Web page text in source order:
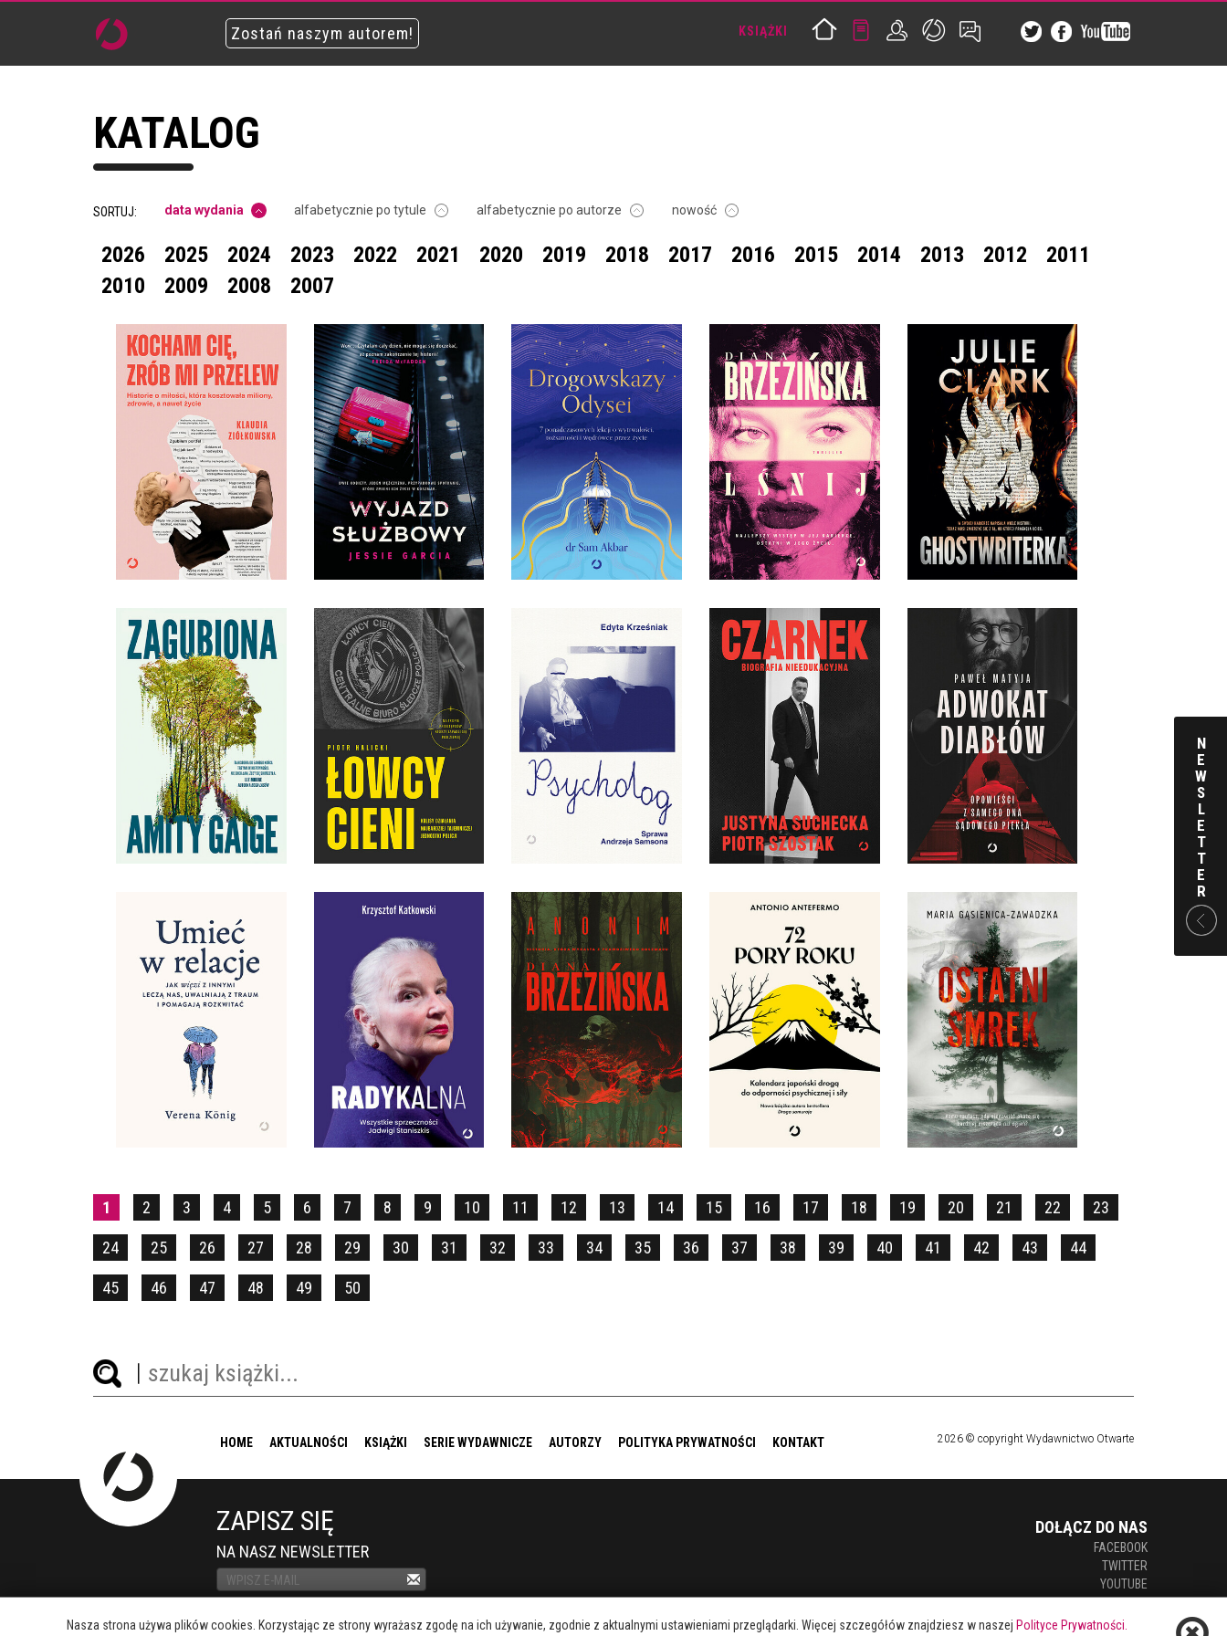
Zostań naszym autorem! KSIĄŻKI
KATALOG
SORTUJ: data wydania alfabetycznie po tytule alfabetycznie po autorze nowość
2026 2025 2024 2023 2022 2021 2020 2019 2018 2017 2016 2015 2014 2013 2012
2011
2010
2009 2008 2007
KOCHAM CIĘ, ZRÓB MI
PRZELEW. HISTORIE O
MIŁOŚCI, KTÓRA
KOSZTOWAŁA MILIONY,
ZDROWIE, A NAWET
ŻYCIE
KLAUDIA ZIÓŁKOWSKA
OPRAWA MIĘKKA
49,99 ZŁ
WYJAZD SŁUŻBOWY
JESSIE GARCIA
OPRAWA MIĘKKA
54,99 ZŁ
7 PONADCZASOWYCH
LEKCJI O
WYTRWAŁOŚCI,
TOŻSAMOŚCI I
WĘDRÓWCE PRZEZ
ŻYCIE
DR SAM AKBAR
OPRAWA MIĘKKA
49,99 ZŁ
LŚNIJ
DIANA BRZEZIŃSKA
OPRAWA MIĘKKA
54,99 ZŁ
GHOSTWRITERKA
JULIE CLARK
OPRAWA MIĘKKA Z BARWIONYMI
BRZEGAMI
59,99 ZŁ
ZAGUBIONA
AMITY GAIGE
OPRAWA MIĘKKA
54,99 ZŁ
ŁOWCY CIENI. KULISY
DZIAŁANIA
NAJBARDZIEJ
TAJEMNICZEJ
JEDNOSTKI POLICJI
PIOTR HALICKI
OPRAWA MIĘKKA
49,99 ZŁ
PSYCHOLOG. SPRAWA
ANDRZEJA SAMSONA
EDYTA KRZEŚNIAK
OPRAWA MIĘKKA
59,99 ZŁ
CZARNEK. BIOGRAFIA
NIEEDUKACYJNA
JUSTYNA SUCHECKA,
PIOTR SZOSTAK
OPRAWA MIĘKKA
54,99 ZŁ
ADWOKAT DIABŁÓW.
OPOWIEŚCI Z SAMEGO
DNA SĄDOWEGO PIEKŁA
PAWEŁ MATYJA
OPRAWA MIĘKKA
64,99 ZŁ
UMIEĆ W RELACJE. JAK
WIĘZI Z INNYMI LECZĄ
NAS, UWALNIAJĄ Z
TRAUM I POMAGAJĄ
ROZKWITAĆ
VERENA KÖNIG
OPRAWA MIĘKKA
54,99 ZŁ
RADYKALNA.
WSZYSTKIE
SPRZECZNOŚCI JADWIGI
STANISZKIS
KRZYSZTOF KATKOWSKI
OPRAWA TWARDA
64,99 ZŁ
ANONIM
DIANA BRZEZIŃSKA
OPRAWA MIĘKKA
54,99 ZŁ
72 PORY ROKU.
KALENDARZ JAPOŃSKI
DROGĄ DO ODPORNOŚCI
PSYCHICZNEJ I SIŁY
ANTONIO ANTEFERMO
54,99 ZŁ
OSTATNI SMREK
MARIA GĄSIENICA
ZAWADZKA
OPRAWA MIĘKKA
54,99 ZŁ
1 2 3 4 5 6 7 8 9 10 11 12 13 14 15 16 17 18 19 20 21 22 23
24 25 26 27 28 29 30 31 32 33 34 35 36 37 38 39 40 41 42 43 44
45 46 47 48 49 50
HOME AKTUALNOŚCI KSIĄŻKI SERIE WYDAWNICZE AUTORZY POLITYKA PRYWATNOŚCI KONTAKT 2026 © copyright Wydawnictwo Otwarte
ZAPISZ SIĘ
NA NASZ NEWSLETTER
DOŁĄCZ DO NAS
FACEBOOK
TWITTER
YOUTUBE
N
E
W
S
L
E
T
T
E
R
Nasza strona używa plików cookies. Korzystając ze strony wyrażasz zgodę na ich używanie, zgodnie z aktualnymi ustawieniami przeglądarki. Więcej szczegółów znajdziesz w naszej Polityce Prywatności.